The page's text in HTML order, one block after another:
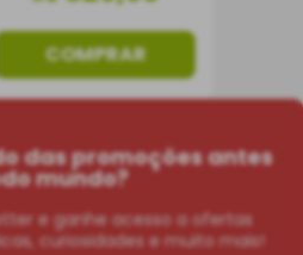
COMPRAR
das promoções antes
mundo?
e ganhe acesso a ofertas
curiosidades e muito mais!